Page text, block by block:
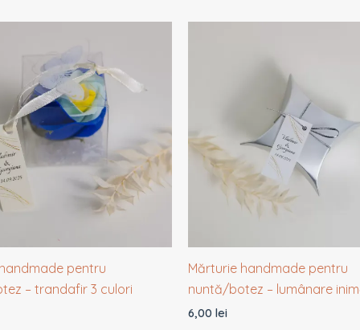
pentru
– trandafir 3 culori
Mărturie handmade pentru
nuntă/botez – lumânare
6,00 lei